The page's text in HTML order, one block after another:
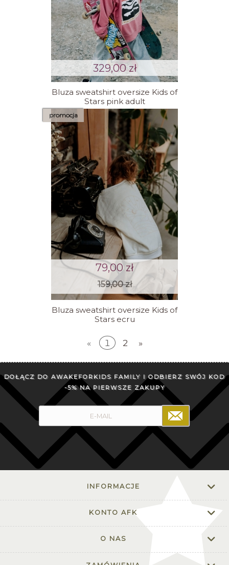
Bluza sweatshirt oversize Kids of
Stars pink adult
329,00 zł
Bluza sweatshirt oversize Kids of
Stars ecru
79,00 zł
159,00 zł
promocja
« 1 2 »
DOŁĄCZ DO AWAKEFORKIDS FAMILY I ODBIERZ SWÓJ KOD
-5% NA PIERWSZE ZAKUPY
INFORMACJE
KONTO AFK
O NAS